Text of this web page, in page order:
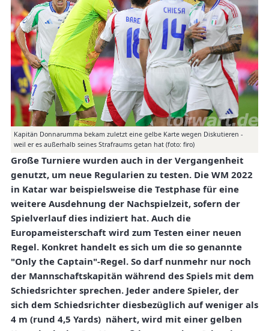
Kapitän Donnarumma bekam zuletzt eine gelbe Karte wegen Diskutieren -
weil er es außerhalb seines Strafraums getan hat (foto: firo)
Große Turniere wurden auch in der Vergangenheit
genutzt, um neue Regularien zu testen. Die WM 2022
in Katar war beispielsweise die Testphase für eine
weitere Ausdehnung der Nachspielzeit, sofern der
Spielverlauf dies indiziert hat. Auch die
Europameisterschaft wird zum Testen einer neuen
Regel. Konkret handelt es sich um die so genannte
"Only the Captain"-Regel. So darf nunmehr nur noch
der Mannschaftskapitän während des Spiels mit dem
Schiedsrichter sprechen. Jeder andere Spieler, der
sich dem Schiedsrichter diesbezüglich auf weniger als
4 m (rund 4,5 Yards) nähert, wird mit einer gelben